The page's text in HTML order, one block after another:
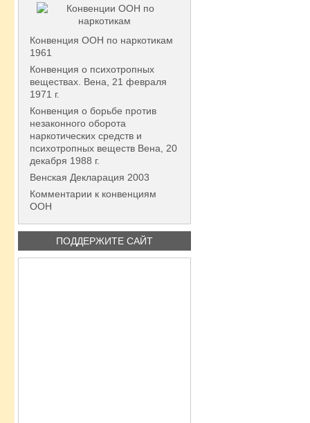
Конвенция ООН по наркотикам
1961
Конвенция о психотропных
веществах. Вена, 21 февраля
1971 г.
Конвенция о борьбе против
незаконного оборота
наркотических средств и
психотропных веществ Вена, 20
декабря 1988 г.
Венская Декларация 2003
Комментарии к конвенциям
ООН
ПОДДЕРЖИТЕ САЙТ